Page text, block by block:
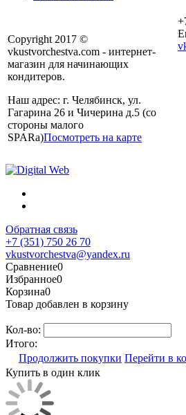
Copyright 2017 ©
vkustvorchestva.com - интернет-
магазин для начинающих
кондитеров.
Наш адрес: г. Челябинск, ул.
Гагарина 26 и Чичерина д.5 (со
стороны малого
SPARa)Посмотреть на карте
Обратная связь
+7 (351) 750 26 70
vkustvorchestva@yandex.ru
Сравнение0
Избранное0
Корзина0
Товар добавлен в корзину
Кол-во:
Итого:
Продолжить покупки Перейти в
Купить в один клик